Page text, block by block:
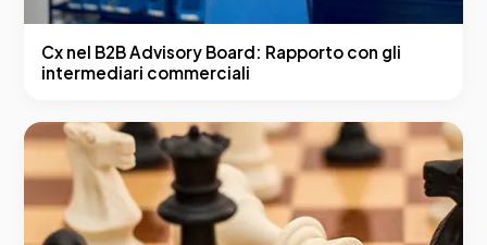
Cx nel B2B Advisory Board: Rapporto con gli
intermediari commerciali